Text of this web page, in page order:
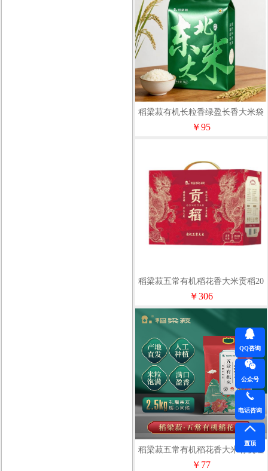
稻梁菽有机长粒香绿盈长香大米袋
装5kg
￥95
稻梁菽五常有机稻花香大米贡稻20
斤
￥306
稻梁菽五常有机稻花香大米有机红
5斤
￥77
QQ咨询
公众号
电话咨询
置顶